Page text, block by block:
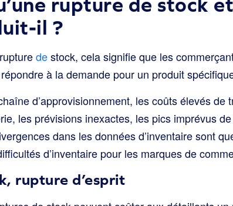
il ?
destock, cela signifie que les
à la demande pour un produit
d’approvisionnement, les coûts élevés de
les prévisions inexactes, les pics imprévus
dans les données d’inventaire sont
d’inventaire pour les marques de
rupture d’esprit